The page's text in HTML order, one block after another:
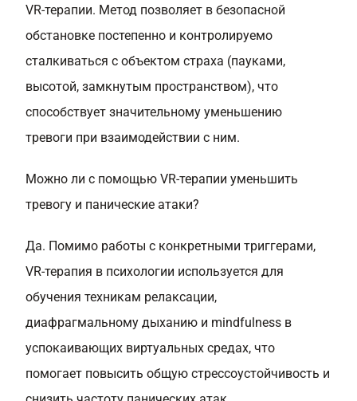
VR-терапии. Метод позволяет в безопасной
обстановке постепенно и контролируемо
сталкиваться с объектом страха (пауками,
высотой, замкнутым пространством), что
способствует значительному уменьшению
тревоги при взаимодействии с ним.
Можно ли с помощью VR-терапии уменьшить
тревогу и панические атаки?
Да. Помимо работы с конкретными триггерами,
VR-терапия в психологии используется для
обучения техникам релаксации,
диафрагмальному дыханию и mindfulness в
успокаивающих виртуальных средах, что
помогает повысить общую стрессоустойчивость и